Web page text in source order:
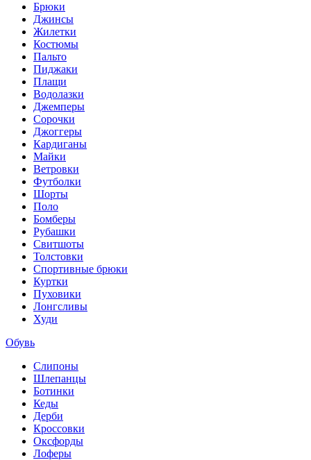
Брюки
Джинсы
Жилетки
Костюмы
Пальто
Пиджаки
Плащи
Водолазки
Джемперы
Сорочки
Джоггеры
Кардиганы
Майки
Ветровки
Футболки
Шорты
Поло
Бомберы
Рубашки
Свитшоты
Толстовки
Спортивные брюки
Куртки
Пуховики
Лонгсливы
Худи
Обувь
Слипоны
Шлепанцы
Ботинки
Кеды
Дерби
Кроссовки
Оксфорды
Лоферы